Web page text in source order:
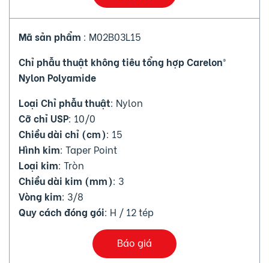
Mã sản phẩm : M02B03L15
Chỉ phẫu thuật không tiêu tổng hợp Carelon®
Nylon Polyamide
Loại Chỉ phẫu thuật: Nylon
Cỡ chỉ USP: 10/0
Chiều dài chỉ (cm): 15
Hình kim: Taper Point
Loại kim: Tròn
Chiều dài kim (mm): 3
Vòng kim: 3/8
Quy cách đóng gói: H / 12 tép
Báo giá